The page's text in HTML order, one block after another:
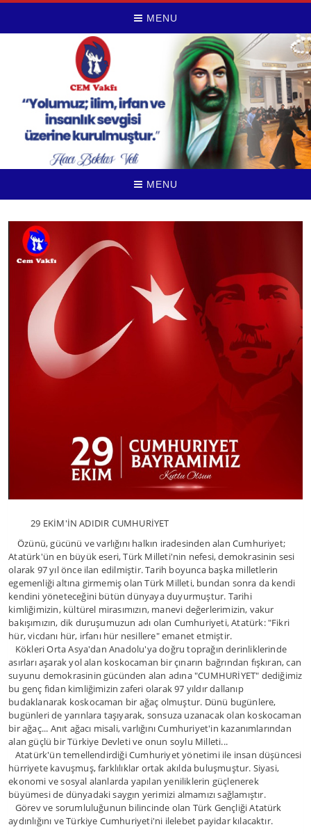
MENU
MENU
29 EKİM'İN ADIDIR CUMHURİYET
Özünü, gücünü ve varlığını halkın iradesinden alan Cumhuriyet;
Atatürk'ün en büyük eseri, Türk Milleti'nin nefesi, demokrasinin sesi
olarak 97 yıl önce ilan edilmiştir. Tarih boyunca başka milletlerin
egemenliği altına girmemiş olan Türk Milleti, bundan sonra da kendi
kendini yöneteceğini bütün dünyaya duyurmuştur. Tarihi
kimliğimizin, kültürel mirasımızın, manevi değerlerimizin, vakur
bakışımızın, dik duruşumuzun adı olan Cumhuriyeti, Atatürk: "Fikri
hür, vicdanı hür, irfanı hür nesillere" emanet etmiştir.
Kökleri Orta Asya'dan Anadolu'ya doğru toprağın derinliklerinde
asırları aşarak yol alan koskocaman bir çınarın bağrından fışkıran, can
suyunu demokrasinin gücünden alan adına "CUMHURİYET" dediğimiz
bu genç fidan kimliğimizin zaferi olarak 97 yıldır dallanıp
budaklanarak koskocaman bir ağaç olmuştur. Dünü bugünlere,
bugünleri de yarınlara taşıyarak, sonsuza uzanacak olan koskocaman
bir ağaç... Anıt ağacı misali, varlığını Cumhuriyet'in kazanımlarından
alan güçlü bir Türkiye Devleti ve onun soylu Milleti...
Atatürk'ün temellendirdiği Cumhuriyet yönetimi ile insan düşüncesi
hürriyete kavuşmuş, farklılıklar ortak akılda buluşmuştur. Siyasi,
ekonomi ve sosyal alanlarda yapılan yeniliklerin güçlenerek
büyümesi de dünyadaki saygın yerimizi almamızı sağlamıştır.
Görev ve sorumluluğunun bilincinde olan Türk Gençliği Atatürk
aydınlığını ve Türkiye Cumhuriyeti'ni ilelebet payidar kılacaktır.